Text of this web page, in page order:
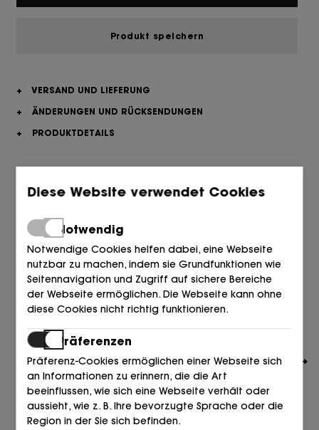
Produkt speichern
+
VERSAND UND LIEFERUNG
+
ÄNDERUNGEN UND RÜCKSENDUNGEN
+
PRODUKTDETAILS
Diese Website verwendet Cookies
Notwendig
Notwendige Cookies helfen dabei, eine Webseite
nutzbar zu machen, indem sie Grundfunktionen wie
Seitennavigation und Zugriff auf sichere Bereiche
der Webseite ermöglichen. Die Webseite kann ohne
diese Cookies nicht richtig funktionieren.
Präferenzen
Präferenz-Cookies ermöglichen einer Webseite sich
an Informationen zu erinnern, die die Art
beeinflussen, wie sich eine Webseite verhält oder
aussieht, wie z. B. Ihre bevorzugte Sprache oder die
Region in der Sie sich befinden.